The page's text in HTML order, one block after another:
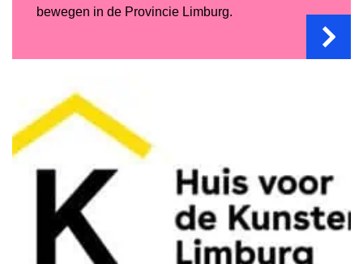
bewegen in de Provincie Limburg.